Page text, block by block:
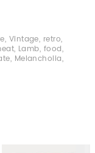
, Vintage, retro,
, Lamb, food,
, Melancholia,